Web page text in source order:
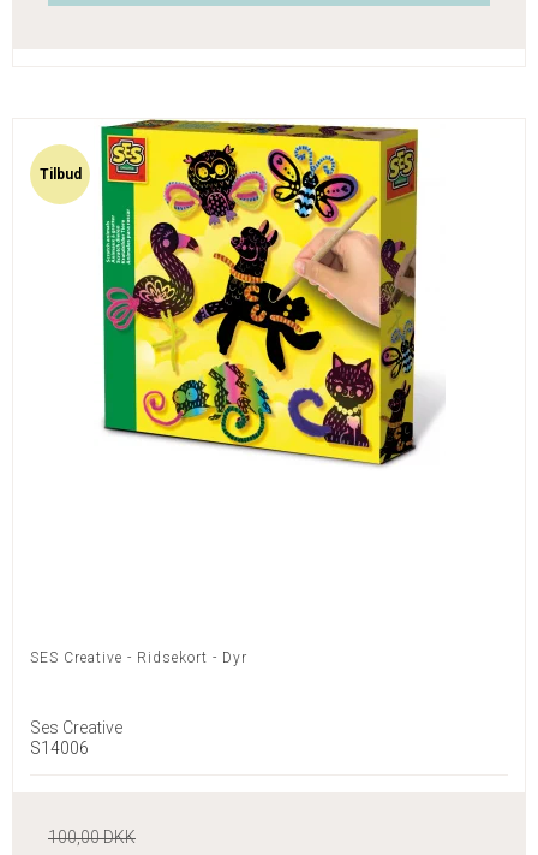
Tilbud
SES Creative - Ridsekort - Dyr
Ses Creative
S14006
100,00 DKK